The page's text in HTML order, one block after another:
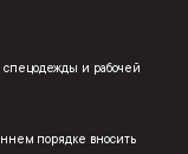
и рабочей
порядке вносить